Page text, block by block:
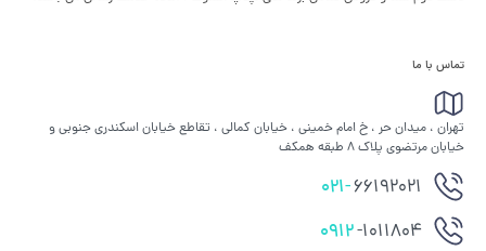
تماس با ما
تهران ، میدان حر ، خ امام خمینی ، خیابان کمالی ، تقاطع خیابان اسکندری جنوبی و
خیابان مرتضوی پلاک 8 طبقه همکف
021-66192021
0912-1011804